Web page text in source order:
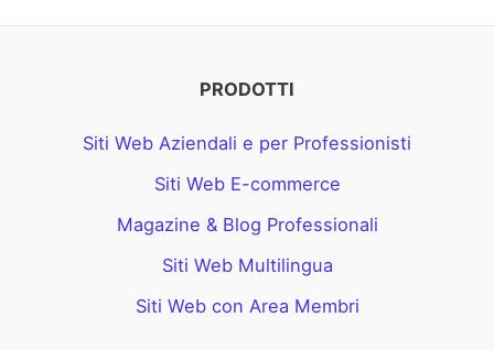
PRODOTTI
Siti Web Aziendali e per Professionisti
Siti Web E-commerce
Magazine & Blog Professionali
Siti Web Multilingua
Siti Web con Area Membri